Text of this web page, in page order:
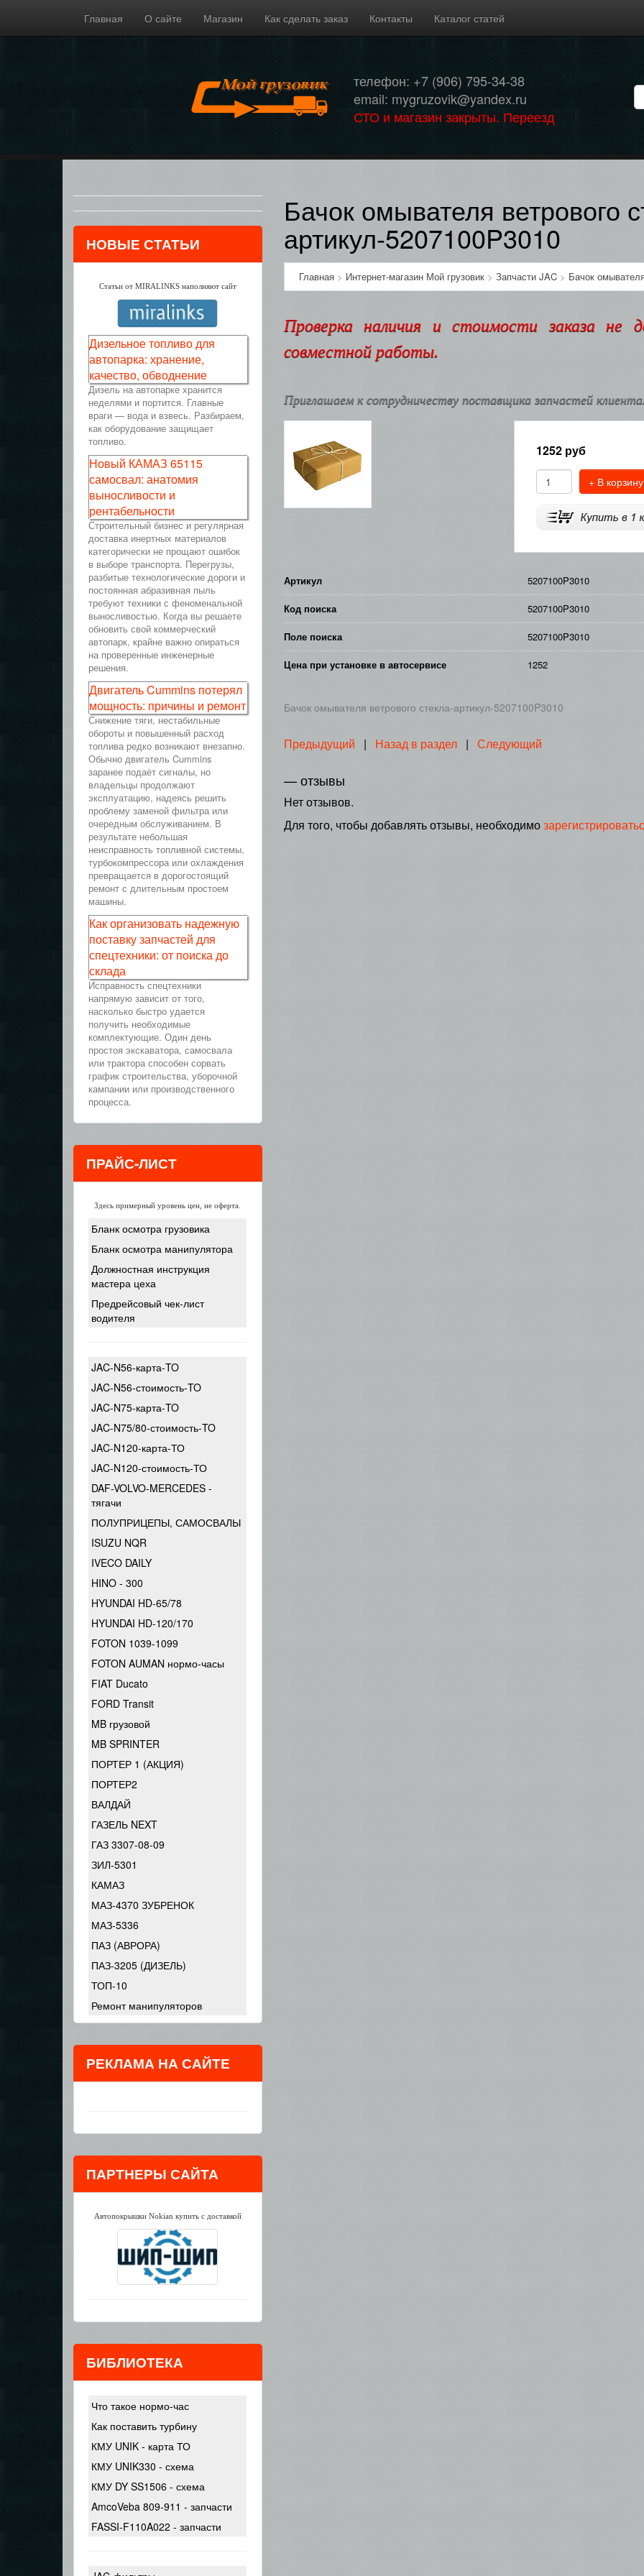
Главная О сайте Магазин Как сделать заказ Контакты Каталог статей
телефон: +7 (906) 795-34-38
email: mygruzovik@yandex.ru
СТО и магазин закрыты. Переезд
Бачок омывателя ветрового
артикул-5207100P3010
Главная> Интернет-магазин Мой грузовик> Запчасти JAC> Бачок
Проверка наличия и стоимости заказа не
совместной работы.
Приглашаем к сотрудничеству поставщика запчастей
1252руб
+ В корзину
Артикул 5207100P3010
Код поиска 5207100P3010
Поле поиска 5207100P3010
Цена при установке в автосервисе 1252
Бачок омывателя ветрового стекла-артикул-5207100P3010
Предыдущий | Назад в раздел| Следующий
— отзывы
Нет отзывов.
Для того, чтобы добавлять отзывы, необходимо
НОВЫЕ СТАТЬИ
Статьи от MIRALINKS наполняют сайт
Дизельное топливо для
автопарка: хранение,
качество, обводнение
Дизель на автопарке хранится
неделями и портится. Главные
враги — вода и взвесь. Разбираем,
как оборудование защищает
топливо.
Новый КАМАЗ 65115
самосвал: анатомия
выносливости и
рентабельности
Строительный бизнес и регулярная
доставка инертных материалов
категорически не прощают ошибок
в выборе транспорта. Перегрузы,
разбитые технологические дороги и
постоянная абразивная пыль
требуют техники с феноменальной
выносливостью. Когда вы решаете
обновить свой коммерческий
автопарк, крайне важно опираться
на проверенные инженерные
решения.
Двигатель Cummins потерял
мощность: причины и ремонт
Снижение тяги, нестабильные
обороты и повышенный расход
топлива редко возникают внезапно.
Обычно двигатель Cummins
заранее подаёт сигналы, но
владельцы продолжают
эксплуатацию, надеясь решить
проблему заменой фильтра или
очередным обслуживанием. В
результате небольшая
неисправность топливной системы,
турбокомпрессора или охлаждения
превращается в дорогостоящий
ремонт с длительным простоем
машины.
Как организовать надежную
поставку запчастей для
спецтехники: от поиска до
склада
Исправность спецтехники
напрямую зависит от того,
насколько быстро удается
получить необходимые
комплектующие. Один день
простоя экскаватора, самосвала
или трактора способен сорвать
график строительства, уборочной
кампании или производственного
процесса.
ПРАЙС-ЛИСТ
Здесь примерный уровень цен, не оферта.
Бланк осмотра грузовика
Бланк осмотра манипулятора
Должностная инструкция
мастера цеха
Предрейсовый чек-лист
водителя
JAC-N56-карта-TO
JAC-N56-стоимость-TO
JAC-N75-карта-TO
JAC-N75/80-стоимость-TO
JAC-N120-карта-ТО
JAC-N120-стоимость-ТО
DAF-VOLVO-MERCEDES -
тягачи
ПОЛУПРИЦЕПЫ, САМОСВАЛЫ
ISUZU NQR
IVECO DAILY
HINO - 300
HYUNDAI HD-65/78
HYUNDAI HD-120/170
FOTON 1039-1099
FOTON AUMAN нормо-часы
FIAT Ducato
FORD Transit
MB грузовой
MB SPRINTER
ПОРТЕР 1 (АКЦИЯ)
ПОРТЕР2
ВАЛДАЙ
ГАЗЕЛЬ NEXT
ГАЗ 3307-08-09
ЗИЛ-5301
КАМАЗ
МАЗ-4370 ЗУБРЕНОК
МАЗ-5336
ПАЗ (АВРОРА)
ПАЗ-3205 (ДИЗЕЛЬ)
ТОП-10
Ремонт манипуляторов
РЕКЛАМА НА САЙТЕ
ПАРТНЕРЫ САЙТА
Автопокрышки Nokian купить с доставкой
БИБЛИОТЕКА
Что такое нормо-час
Как поставить турбину
КМУ UNIK - карта ТО
КМУ UNIK330 - схема
КМУ DY SS1506 - схема
AmcoVeba 809-911 - запчасти
FASSI-F110A022 - запчасти